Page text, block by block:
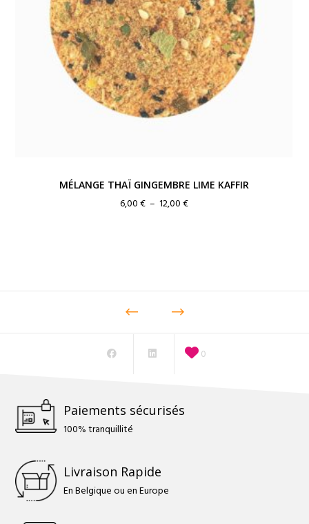
MÉLANGE THAÏ GINGEMBRE LIME KAFFIR
6,00€ – 12,00€Plage
0
Paiements sécurisés
100% tranquillité
Livraison Rapide
En Belgique ou en Europe